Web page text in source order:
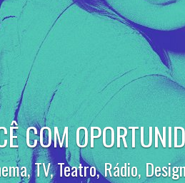
seu potencial e
de interesse e tenha